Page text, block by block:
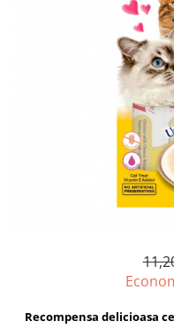
Hrana uscata caini
Cosmetica & produse de
Covorase & Scutece
Oferte
Hrana umeda pisici
Recompensa delicioasa